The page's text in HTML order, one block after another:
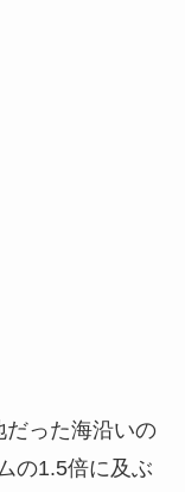
だった海沿いの
の1.5倍に及ぶ